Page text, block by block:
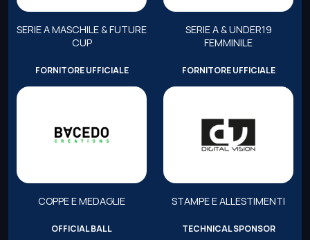
SERIE A MASCHILE & FUTURE
CUP
SERIE A & UNDER19
FEMMINILE
FORNITORE UFFICIALE
COPPE E MEDAGLIE
FORNITORE UFFICIALE
STAMPE E ALLESTIMENTI
OFFICIAL BALL TECHNICAL SPONSOR